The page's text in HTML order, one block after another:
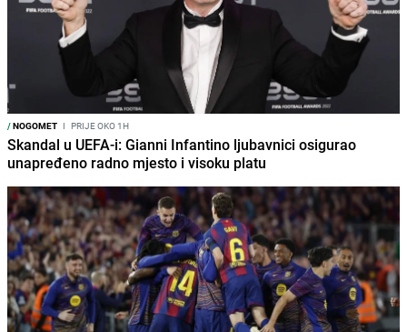
/NOGOMET I PRIJE OKO 1H
Skandal u UEFA-i: Gianni Infantino ljubavnici osigurao
unapređeno radno mjesto i visoku platu